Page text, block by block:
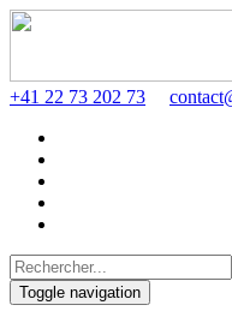
+41 22 73 202 73
Toggle navigation